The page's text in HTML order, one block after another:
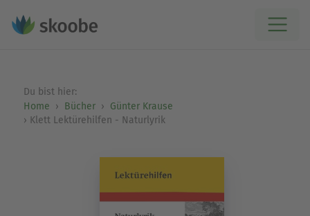
Du bist hier:
Home
Bücher
Günter Krause
Klett Lektürehilfen - Naturlyrik